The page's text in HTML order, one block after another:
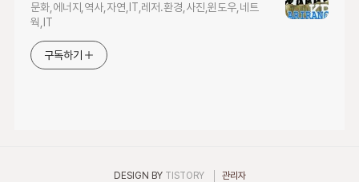
문화,에너지,역사,자연,IT,레저.환경,사진,윈도우,네트
웍,IT
구독하기
DESIGN BY TISTORY 관리자